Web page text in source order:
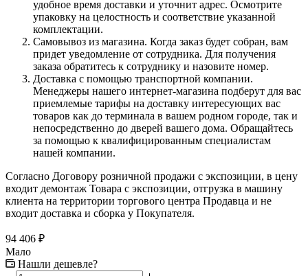
удобное время доставки и уточнит адрес. Осмотрите
упаковку на целостность и соответствие указанной
комплектации.
Самовывоз из магазина. Когда заказ будет собран, вам
придет уведомление от сотрудника. Для получения
заказа обратитесь к сотруднику и назовите номер.
Доставка с помощью транспортной компании.
Менеджеры нашего интернет-магазина подберут для вас
приемлемые тарифы на доставку интересующих вас
товаров как до терминала в вашем родном городе, так и
непосредственно до дверей вашего дома. Обращайтесь
за помощью к квалифицированным специалистам
нашей компании.
Согласно Договору розничной продажи с экспозиции, в цену
входит демонтаж Товара с экспозиции, отгрузка в машину
клиента на территории торгового центра Продавца и не
входит доставка и сборка у Покупателя.
94 406 ₽
Мало
Нашли дешевле?